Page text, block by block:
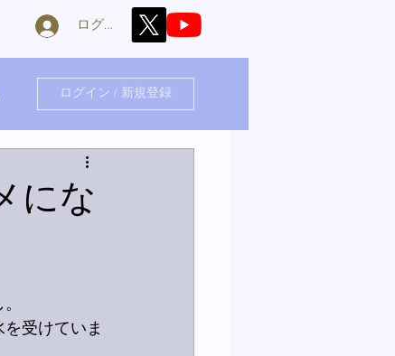
ログイン
ログイン / 新規登録
にな
受けていま